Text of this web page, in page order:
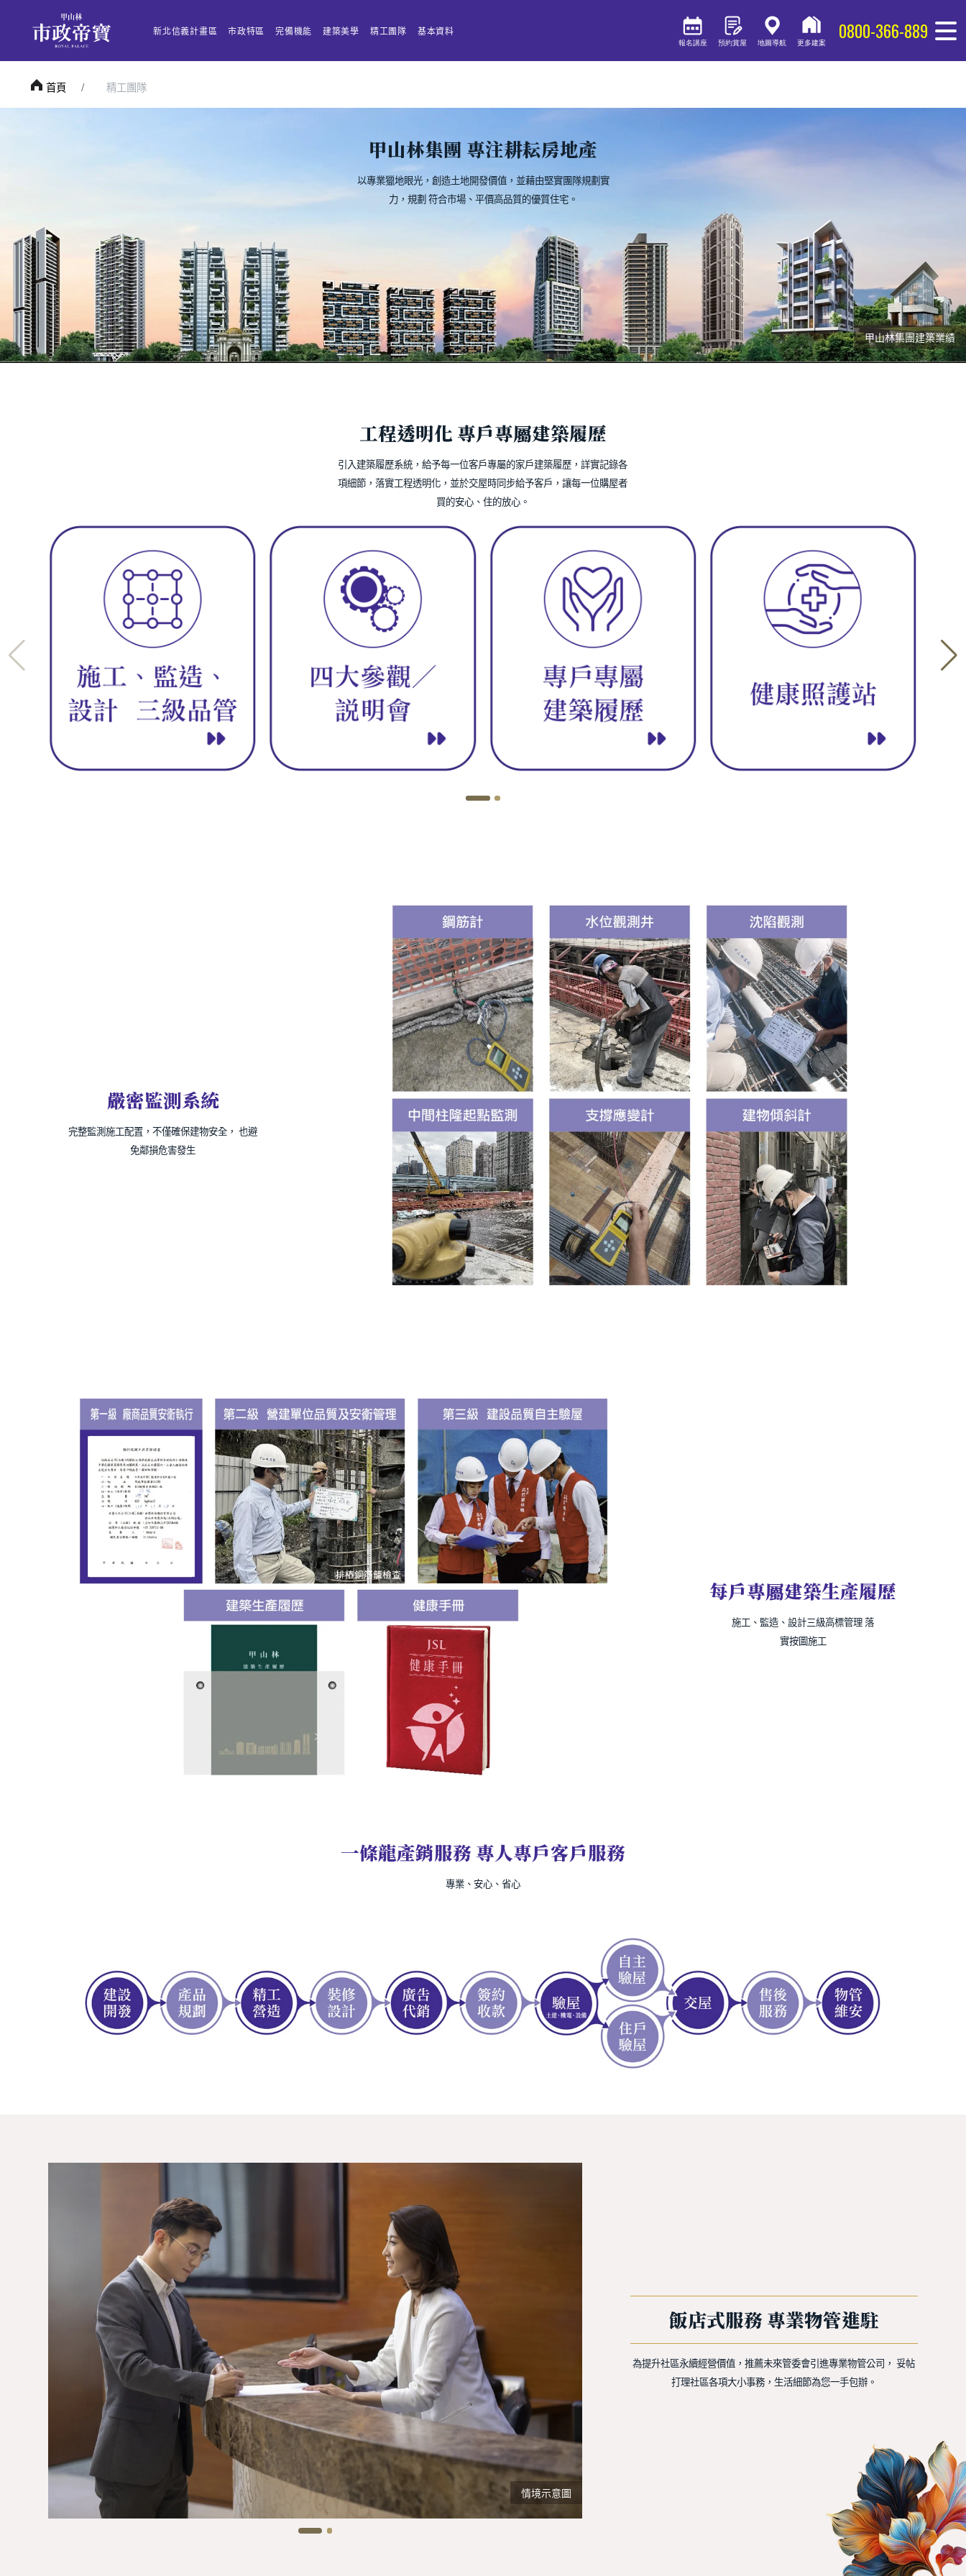
首頁 精工團隊
新北信義計畫區 市政特區 完備機能 建築美學 精工團隊 基本資料
報名講座 預約賞屋 地圖導航 更多建案
0800-366-889
甲山林集團 專注耕耘房地產
以專業獵地眼光，創造土地開發價值，並藉由堅實團隊規劃實
力，規劃 符合市場、平價高品質的優質住宅。
甲山林集團建築業績
工程透明化 專戶專屬建築履歷
引入建築履歷系統，給予每一位客戶專屬的家戶建築履歷，詳實記錄各
項細節，落實工程透明化，並於交屋時同步給予客戶，讓每一位購屋者
買的安心、住的放心。
嚴密監測系統
完整監測施工配置，不僅確保建物安全， 也避
免鄰損危害發生
每戶專屬建築生產履歷
施工、監造、設計三級高標管理 落
實按圖施工
一條龍產銷服務 專人專戶客戶服務
專業、安心、省心
飯店式服務 專業物管進駐
為提升社區永續經營價值，推薦未來管委會引進專業物管公司， 妥帖
打理社區各項大小事務，生活細節為您一手包辦。
情境示意圖